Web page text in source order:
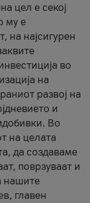
цел е секој
му е
на најсигурен
во
на
развој на
и
Во
на целата
да создаваме
поврзуваат и
нашите
главен